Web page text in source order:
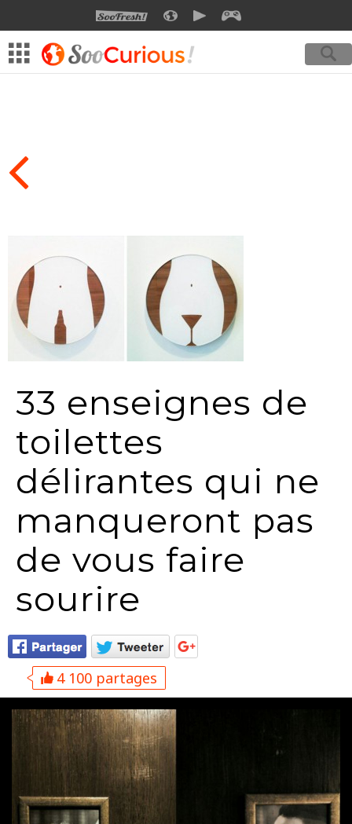
SOOFRESHSOOCURIOUSSOOMOTION
33 enseignes de
toilettes
délirantes qui ne
manqueront pas
de vous faire
sourire
4 100 partages